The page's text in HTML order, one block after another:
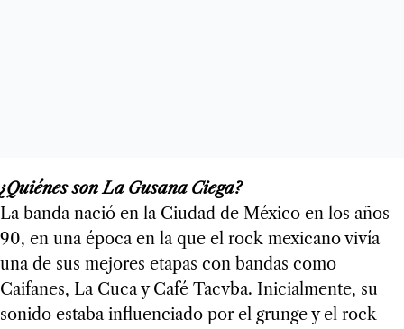
¿Quiénes son La Gusana Ciega?
La banda nació en la Ciudad de México en los años
90, en una época en la que el rock mexicano vivía
una de sus mejores etapas con bandas como
Caifanes, La Cuca y Café Tacvba. Inicialmente, su
sonido estaba influenciado por el grunge y el rock